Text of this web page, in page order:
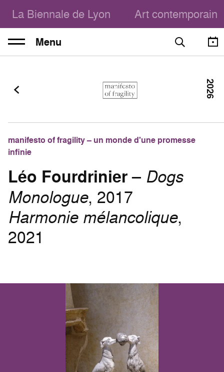
La Biennale de Lyon Art contemporain
Menu
manifesto of fragility – un monde d'une promesse
infinie
Léo Fourdrinier– Dogs
Monologue, 2017
Harmonie mélancolique,
2021
2026